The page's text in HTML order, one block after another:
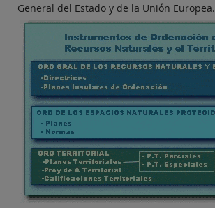
General del Estado y de la Unión Europea.